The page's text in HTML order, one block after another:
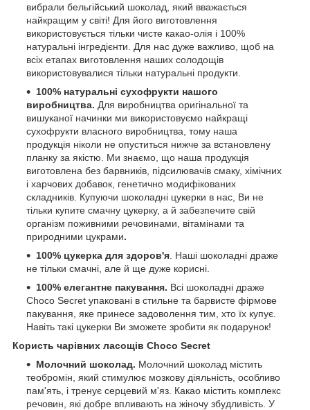
вибрали бельгійський шоколад, який вважається
найкращим у світі! Для його виготовлення
використовується тільки чисте какао-олія і 100%
натуральні інгредієнти. Для нас дуже важливо, щоб на
всіх етапах виготовлення наших солодощів
використовувалися тільки натуральні продукти.
100% натуральні сухофрукти нашого
виробництва. Для виробництва оригінальної та
вишуканої начинки ми використовуємо найкращі
сухофрукти власного виробництва, тому наша
продукція ніколи не опуститься нижче за встановлену
планку за якістю. Ми знаємо, що наша продукція
виготовлена без барвників, підсилювачів смаку, хімічних
і харчових добавок, генетично модифікованих
складників. Купуючи шоколадні цукерки в нас, Ви не
тільки купите смачну цукерку, а й забезпечите свій
організм поживними речовинами, вітамінами та
природними цукрами.
100% цукерка для здоров'я . Наші шоколадні драже
не тільки смачні, але й ще дуже корисні.
100% елегантне пакування. Всі шоколадні драже
Choco Secret упаковані в стильне та барвисте фірмове
пакування, яке принесе задоволення тим, хто їх купує.
Навіть такі цукерки Ви зможете зробити як подарунок!
Користь чарівних ласощів Choco Secret
Молочний шоколад. Молочний шоколад містить
теобромін, який стимулює мозкову діяльність, особливо
пам'ять, і тренує серцевий м'яз. Какао містить комплекс
речовин, які добре впливають на жіночу збудливість. У